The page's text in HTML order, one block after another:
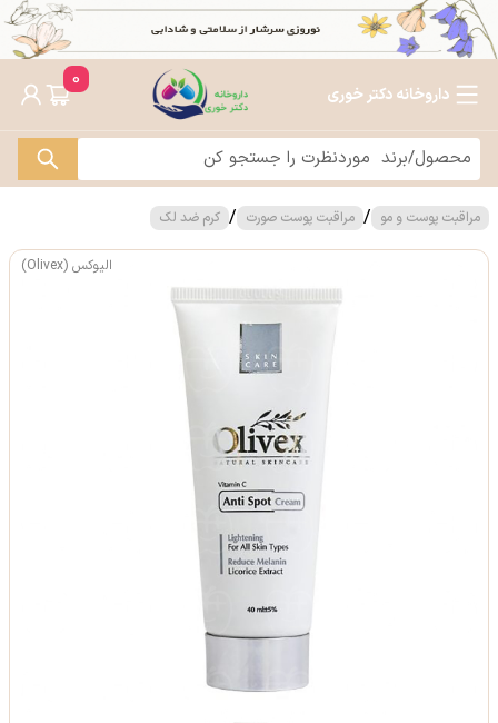
داروخانه دکتر خوری
0
مراقبت پوست و مو / مراقبت پوست صورت / کرم ضد لک
الیوکس (Olivex)